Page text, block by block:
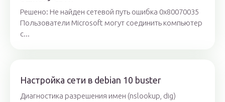
Решено: Не найден сетевой путь ошибка 0x80070035
Пользователи Microsoft могут соединить компьютер
с...
Настройка сети в debian 10 buster
Диагностика разрешения имен (nslookup, dig)